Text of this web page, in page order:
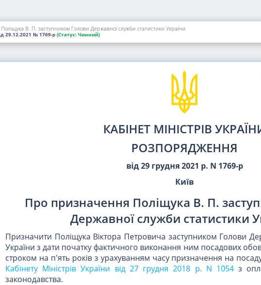
В. П. заступником Голови Державної служби статистики України
29.12.2021 № 1769-р (Статус: Чинний)
КАБІНЕТ МІНІСТРІВ
РОЗПОРЯДЖЕННЯ
від 29 грудня 2021 р. N 1769-р
Київ
Про призначення Поліщука В. П.
Державної служби статистики
Призначити Поліщука Віктора Петровича заступником Голови
України з дати початку фактичного виконання ним посадових
строком на п'ять років з урахуванням часу призначення на
Кабінету Міністрів України від 27 грудня 2018 р. N 1054з
законодавства.